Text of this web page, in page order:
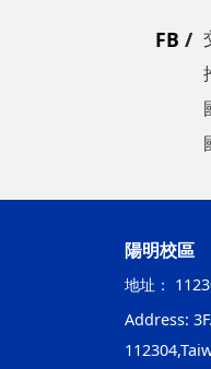
FB
陽明校區
地址：
Address: